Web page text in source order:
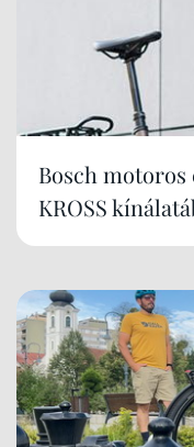
Bosch
KROSS